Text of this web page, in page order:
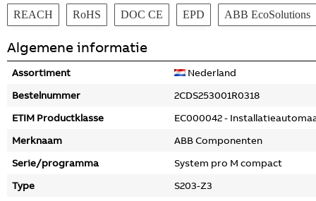
REACH RoHS DOC CE EPD ABB EcoSolutions
Algemene informatie
Assortiment
Nederland
Bestelnummer
2CDS253001R0318
ETIM Productklasse
EC000042 -
Merknaam
ABB Componenten
Serie/programma
System pro M compact
Type
S203-Z3